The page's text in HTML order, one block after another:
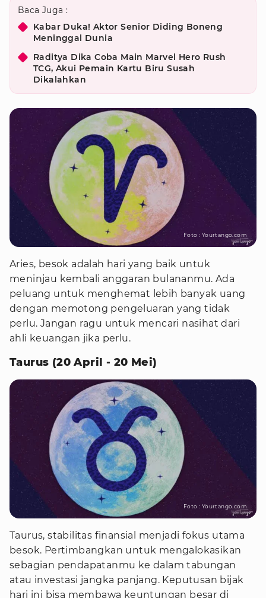
Baca Juga :
Kabar Duka! Aktor Senior Diding Boneng
Meninggal Dunia
Raditya Dika Coba Main Marvel Hero Rush
TCG, Akui Pemain Kartu Biru Susah
Dikalahkan
Foto : Yourtango.com
Aries, besok adalah hari yang baik untuk
meninjau kembali anggaran bulananmu. Ada
peluang untuk menghemat lebih banyak uang
dengan memotong pengeluaran yang tidak
perlu. Jangan ragu untuk mencari nasihat dari
ahli keuangan jika perlu.
Taurus (20 April - 20 Mei)
Foto : Yourtango.com
Taurus, stabilitas finansial menjadi fokus utama
besok. Pertimbangkan untuk mengalokasikan
sebagian pendapatanmu ke dalam tabungan
atau investasi jangka panjang. Keputusan bijak
hari ini bisa membawa keuntungan besar di